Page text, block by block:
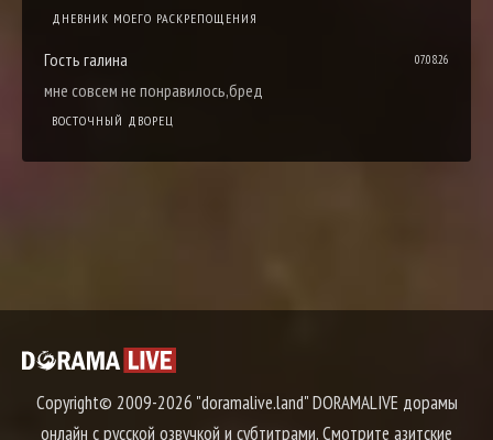
ДНЕВНИК МОЕГО РАСКРЕПОЩЕНИЯ
Гость галина 07.08.26
мне совсем не понравилось,бред
ВОСТОЧНЫЙ ДВОРЕЦ
Copyright© 2009-2026 "doramalive.land" DORAMALIVE дорамы
онлайн с русской озвучкой и субтитрами. Смотрите азитские